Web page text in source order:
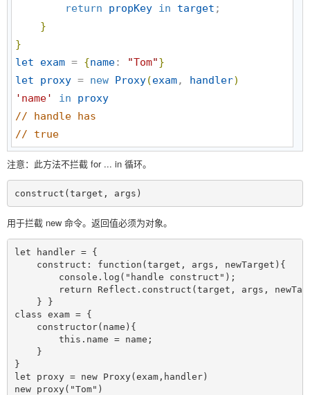
return
propKey in target ;
}
}
let
exam = {name: "Tom"}
let
proxy = new Proxy(exam, handler)
' name' in
proxy
// handle has
// true
注意：此方法不拦截 for ... in 循环。
construct(target, args)
用于拦截 new 命令。返回值必须为对象。
let handler = {
    construct: function(target, args, newTarget){
        console.log("handle construct");
return Reflect.construct(target, args,
    } }
class exam = {
    constructor(name){
        this.name = name;
    }
}
let proxy = new Proxy(exam,handler)
new proxy("Tom")